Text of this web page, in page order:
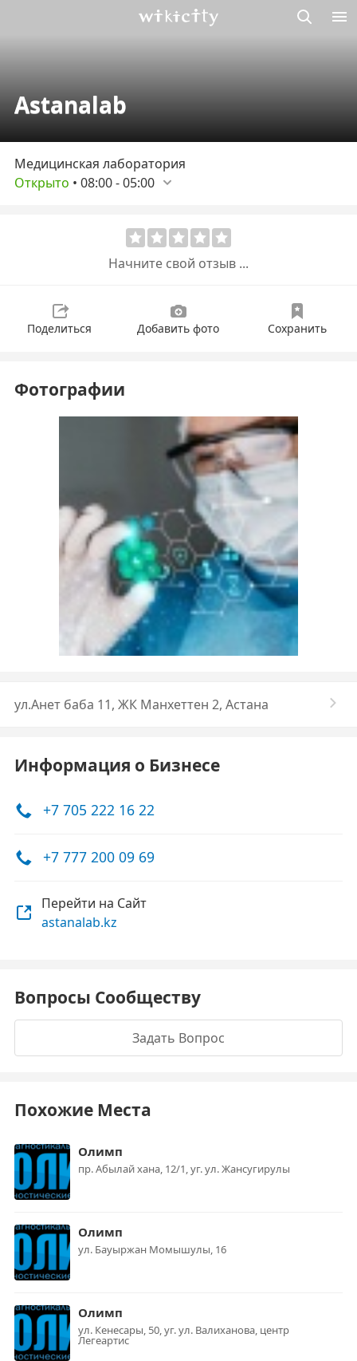
Astanalab
Медицинская лаборатория
Открыто • 08:00-05:00
Начните свой отзыв ...
Поделиться Добавить фото Сохранить
Фотографии
ул.Анет баба 11, ЖК Манхеттен 2, Астана
Информация о Бизнесе
+7 705 222 16 22
+7 777 200 09 69
Перейти на Сайт
astanalab.kz
Вопросы Сообществу
Задать Вопрос
Похожие Места
Олимп
пр. Абылай хана, 12/1, уг. ул. Жансугирулы
Олимп
ул. Бауыржан Момышулы, 16
Олимп
ул. Кенесары, 50, уг. ул. Валиханова, центр
Легеартис